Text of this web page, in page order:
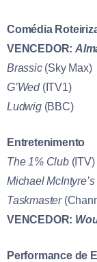
Comédia
VENCEDOR:
Brassic(Sky Max)
G’Wed(ITV1)
Ludwig(BBC)
Entretenimento
The 1% Club(ITV)
Michael
Taskmaster
VENCEDOR:
Performance de